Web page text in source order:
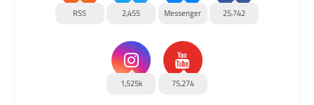
25,742
Messenger
2,455
RSS
75,274
1,525k